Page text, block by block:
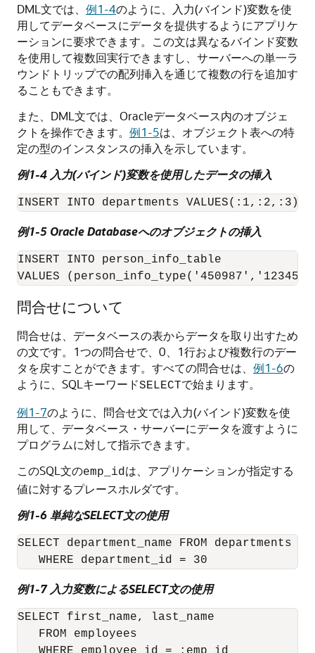
DML文では、 例1-4のように、入力(バインド)変数を使
用してデータベースにデータを提供するようにアプリケ
ーションに要求できます。この文は異なるバインド変数
を使用して複数回実行できますし、サーバーへの単一ラ
ウンドトリップでの配列挿入を通じて複数の行を追加す
ることもできます。
また、DML文では、Oracleデータベース内のオブジェ
クトを操作できます。 例1-5は、オブジェクト表への特
定の型のインスタンスの挿入を示しています。
例1-4 入力(バインド)変数を使用したデータの挿入
例1-5 Oracle Databaseへのオブジェクトの挿入
INSERT INTO person_info_table
VALUES
問合せについて
問合せは、データベースの表からデータを取り出すため
の文です。1つの問合せで、0、1行および複数行のデー
タを戻すことができます。すべての問合せは、 例1-6の
ように、SQLキーワードSELECTで始まります。
例1-7のように、問合せ文では入力(バインド)変数を使
用して、データベース・サーバーにデータを渡すように
プログラムに対して指示できます。
このSQL文のemp_id は、アプリケーションが指定する
値に対するプレースホルダです。
例1-6 単純なSELECT文の使用
SELECT department_name FROM departments
例1-7 入力変数によるSELECT文の使用
SELECT first_name, last_name
FROM employees